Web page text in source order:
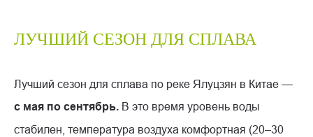
ЛУЧШИЙ СЕЗОН ДЛЯ СПЛАВА
Лучший сезон для сплава по реке Ялуцзян в Китае —
с мая по сентябрь. В это время уровень воды
стабилен, температура воздуха комфортная (20–30